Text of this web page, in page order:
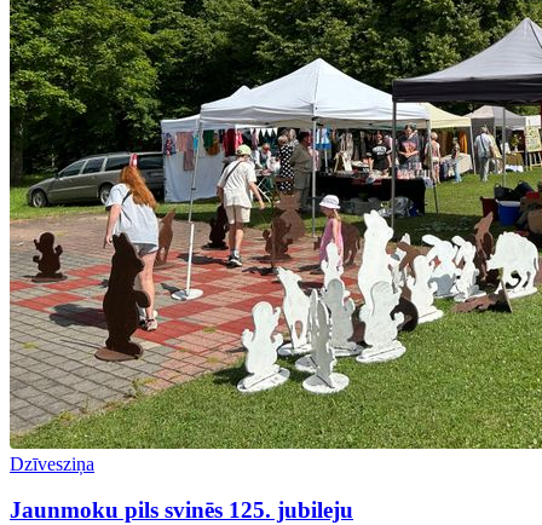
Dzīvesziņa
Jaunmoku pils svinēs 125. jubileju